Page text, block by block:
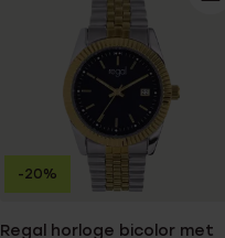
Regal horloge bicolor met
-20%